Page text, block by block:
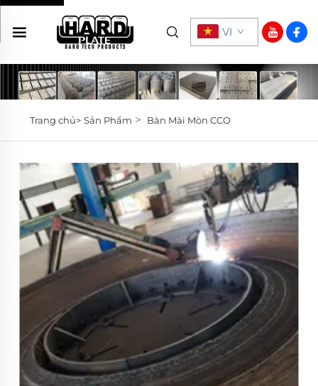
VI
Trang chủ> Sản Phẩm > Bàn Mài Mòn CCO